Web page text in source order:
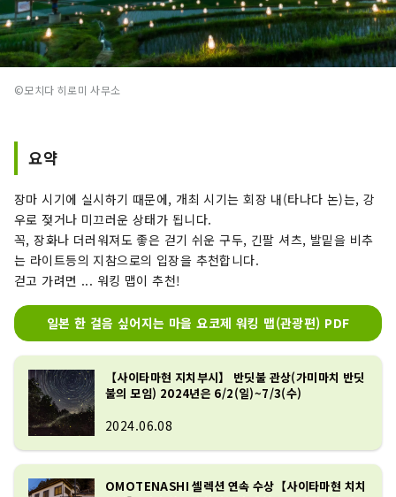
©모치다 히로미 사무소
요약
장마 시기에 실시하기 때문에, 개최 시기는 회장 내(타나다 논)는, 강
우로 젖거나 미끄러운 상태가 됩니다.
꼭, 장화나 더러워져도 좋은 걷기 쉬운 구두, 긴팔 셔츠, 발밑을 비추
는 라이트등의 지참으로의 입장을 추천합니다.
걷고 가려면 ... 워킹 맵이 추천!
일본 한 걸음 싶어지는 마을 요코제 워킹 맵(관광편) PDF
【사이타마현 지치부시】 반딧불 관상(가미마치 반딧
불의 모임) 2024년은 6/2(일)~7/3(수)
2024.06.08
OMOTENASHI 셀렉션 연속 수상【사이타마현 치치